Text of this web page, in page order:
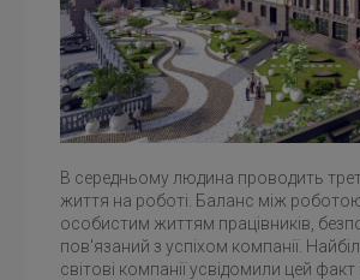
В середньому людина проводить
життя на роботі. Баланс між
особистим життям працівників,
пов'язаний з успіхом компанії.
світові компанії усвідомили цей